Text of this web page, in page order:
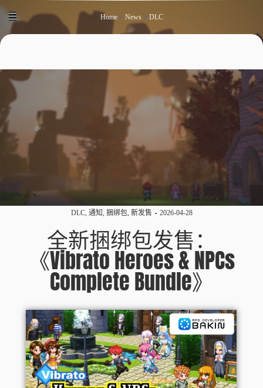
Home> News> DLC
DLC, 通知, 捆绑包, 新发售 2026-04-28
全新捆绑包发售：
《Vibrato Heroes & NPCs
Complete Bundle》